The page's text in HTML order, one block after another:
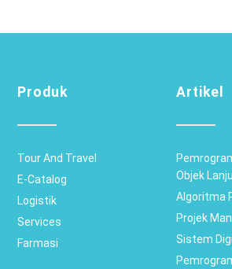
Produk
Tour And Travel
E-Catalog
Logistik
Services
Farmasi
Artikel
Objek
Algoritma
Projek
Sistem